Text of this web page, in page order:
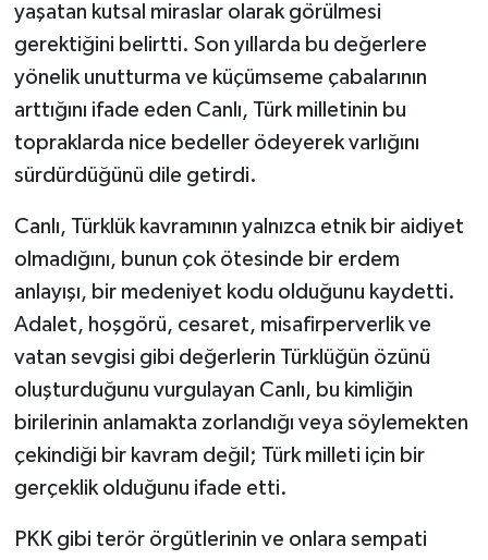
yaşatan kutsal miraslar olarak görülmesi
gerektiğini belirtti. Son yıllarda bu değerlere
yönelik unutturma ve küçümseme çabalarının
arttığını ifade eden Canlı, Türk milletinin bu
topraklarda nice bedeller ödeyerek varlığını
sürdürdüğünü dile getirdi.
Canlı, Türklük kavramının yalnızca etnik bir aidiyet
olmadığını, bunun çok ötesinde bir erdem
anlayışı, bir medeniyet kodu olduğunu kaydetti.
Adalet, hoşgörü, cesaret, misafirperverlik ve
vatan sevgisi gibi değerlerin Türklüğün özünü
oluşturduğunu vurgulayan Canlı, bu kimliğin
birilerinin anlamakta zorlandığı veya söylemekten
çekindiği bir kavram değil; Türk milleti için bir
gerçeklik olduğunu ifade etti.
PKK gibi terör örgütlerinin ve onlara sempati